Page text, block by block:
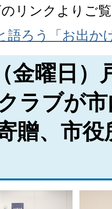
リンクよりご
語ろう「お出か
金曜日）
ラブが
贈、市